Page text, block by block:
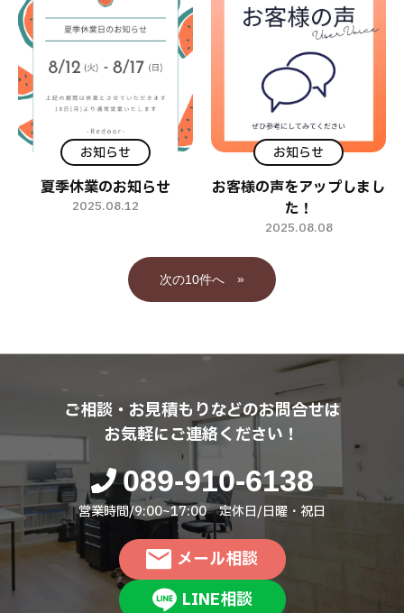
お知らせ
夏季休業のお知らせ
2025.08.12
お知らせ
お客様の声をアップしまし
た！
2025.08.08
»
ご相談・お見積もりなどのお問合せは
お気軽にご連絡ください！
089-910-6138
営業時間/9:00~17:00 定休日/日曜・祝日
メール相談
LINE相談